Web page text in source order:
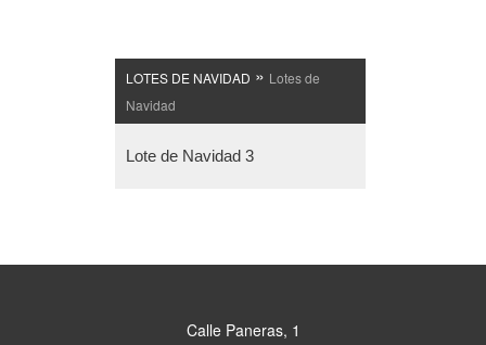
LOTES DE NAVIDAD » Lotes de
Navidad
Lote de Navidad 3
Calle Paneras, 1